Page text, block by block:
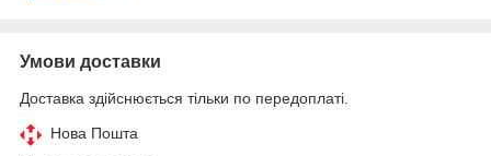
Умови доставки
Доставка здійснюється тільки по передоплаті.
Нова Пошта